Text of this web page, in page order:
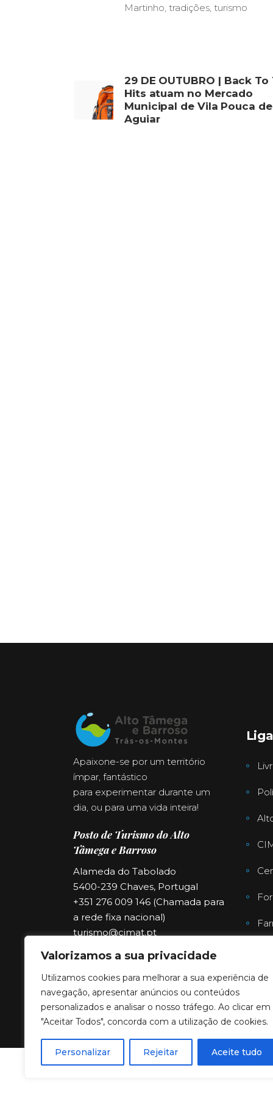
Valorizamos a sua privacidade
Utilizamos cookies para melhorar a sua experiência de
navegação, apresentar anúncios ou conteúdos
personalizados e analisar o nosso tráfego. Ao clicar em
"Aceitar Todos", concorda com a utilização de cookies.
Personalizar Rejeitar Aceite tudo
Martinho, tradições, turismo
29 DE OUTUBRO | Back To
Hits atuam no Mercado
Municipal de Vila Pouca de
Aguiar
Apaixone-se por um território
ímpar, fantástico
para experimentar durante um
dia, ou para uma vida inteira!
Posto de Turismo do Alto
Tâmega e Barroso
Alameda do Tabolado
5400-239 Chaves, Portugal
+351 276 009 146 (Chamada para
a rede fixa nacional)
turismo@cimat.pt